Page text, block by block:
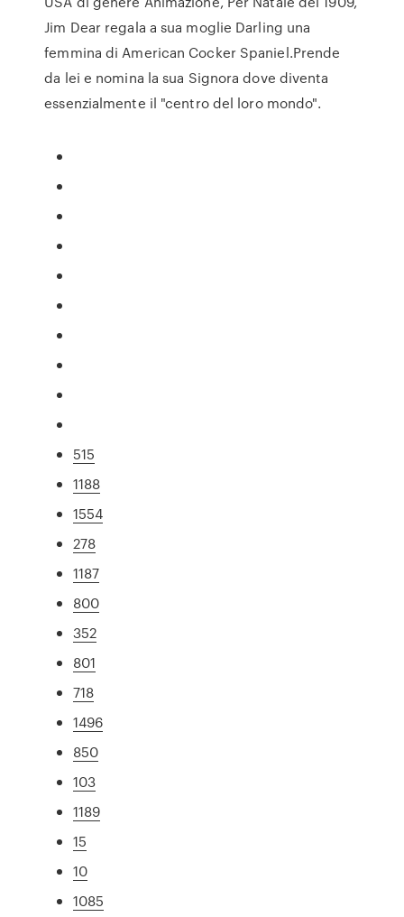
Jim Dear regala a sua moglie Darling una
femmina di American Cocker Spaniel.Prende
da lei e nomina la sua Signora dove diventa
essenzialmente il "centro del loro mondo".
515
1188
1554
278
1187
800
352
801
718
1496
850
103
1189
15
10
1085